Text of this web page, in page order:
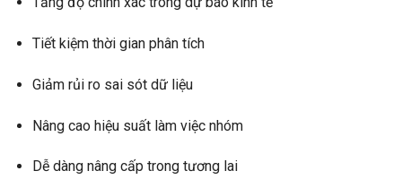
Tiết kiệm thời gian phân tích
Giảm rủi ro sai sót dữ liệu
Nâng cao hiệu suất làm việc nhóm
Dễ dàng nâng cấp trong tương lai